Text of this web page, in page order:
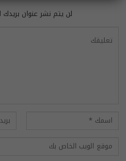
لن يتم نشر عنوان بريدك